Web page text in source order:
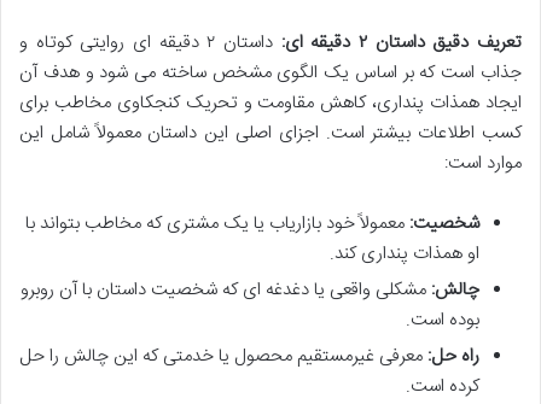
تعریف دقیق داستان ۲ دقیقه ای:
داستان ۲ دقیقه ای روایتی کوتاه و
جذاب است که بر اساس یک الگوی مشخص ساخته می شود و هدف آن
ایجاد همذات پنداری، کاهش مقاومت و تحریک کنجکاوی مخاطب برای
کسب اطلاعات بیشتر است. اجزای اصلی این داستان معمولاً شامل این
موارد است:
شخصیت: معمولاً خود بازاریاب یا یک مشتری که مخاطب بتواند با
او همذات پنداری کند.
چالش: مشکلی واقعی یا دغدغه ای که شخصیت داستان با آن روبرو
بوده است.
راه حل: معرفی غیرمستقیم محصول یا خدمتی که این چالش را حل
کرده است.